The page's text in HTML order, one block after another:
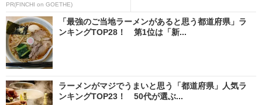
PR(FINCHI on GOETHE)
「最強のご当地ラーメンがあると思う都道府県」ラ
ンキングTOP28！ 第1位は「新...
ラーメンがマジでうまいと思う「都道府県」人気ラ
ンキングTOP23！ 50代が選ぶ...